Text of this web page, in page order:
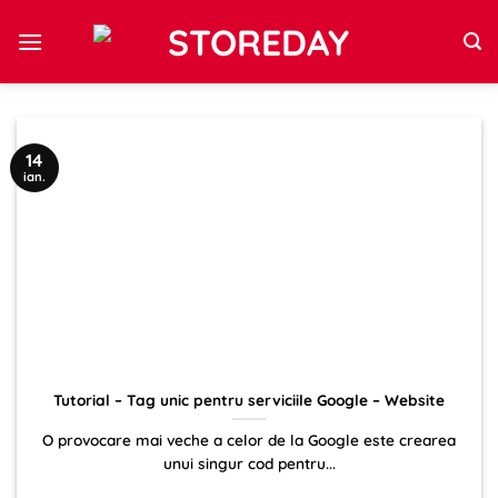
Tutorial – Tag unic pentru serviciile Google – Website
O provocare mai veche a celor de la Google este crearea
unui singur cod pentru...
14
ian.